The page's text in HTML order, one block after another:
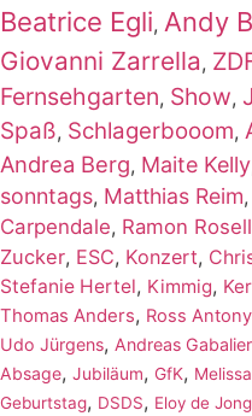
Beatrice Egli, Andy
Giovanni Zarrella,
Fernsehgarten, Show,
Spaß, Schlagerbooom,
Andrea Berg, Maite Kelly
sonntags, Matthias Reim,
Carpendale, Ramon
Zucker, ESC, Konzert,
Stefanie Hertel, Kimmig,
Thomas Anders, Ross Antony
Udo Jürgens, Andreas Gabalier
Absage, Jubiläum, GfK,
Geburtstag, DSDS, Eloy de Jong